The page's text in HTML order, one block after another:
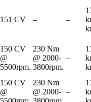
151 CV – –
150 CV
@
5500rpm.
230 Nm
@ 2000-
3800rpm.
–
150 CV
@
230 Nm
@ 2000- –